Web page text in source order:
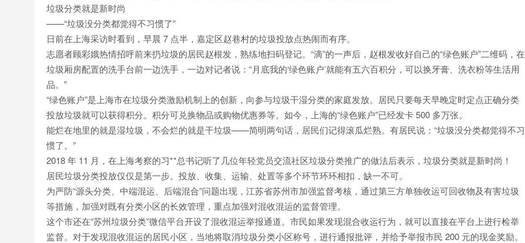
垃圾分类就是新时尚
——“垃圾没分类都觉得不习惯了”
日前在上海采访时看到，早晨 7 点半，嘉定区赵巷村的垃圾投放点热闹而有序。
志愿者顾彩娥热情招呼前来扔垃圾的居民赵根发，熟练地扫码登记。“滴”的一声后，赵根发收好自己的“绿色账户”二维码，在
垃圾厢房配置的洗手台前一边洗手，一边对记者说：“月底我的‘绿色账户’就能有五六百积分，可以换牙膏、洗衣粉等生活用
品。”
“绿色账户”是上海市在垃圾分类激励机制上的创新，向参与垃圾干湿分类的家庭发放。居民只要每天早晚定时定点正确分类
投放垃圾就可以获得积分。积分可兑换物品或购物优惠券等。如今，上海的“绿色账户”已经发卡 500 多万张。
能烂在地里的就是湿垃圾，不会烂的就是干垃圾——简明两句话，居民们记得滚瓜烂熟。有居民说：“垃圾没分类都觉得不习
惯了。”
2018 年 11 月，在上海考察的习**总书记听了几位年轻党员交流社区垃圾分类推广的做法后表示，垃圾分类就是新时尚！
居民垃圾分类投放仅仅是第一步。投放、收集、运输、处置等多个环节环环相扣，缺一不可。
为严防“源头分类、中端混运、后端混合”问题出现，江苏省苏州市加强监督考核，通过第三方单独收运可回收物及有害垃圾
等措施，加强对既有分类小区的长效管理，重点加强对混收混运的监督管理。
这个市还在“苏州垃圾分类”微信平台开设了混收混运举报通道。市民如果发现混合收运行为，就可以直接在平台上进行检举
监督。对于发现混收混运的居民小区，当地将取消垃圾分类小区称号，进行通报批评，并给予举报市民 200 元的现金奖励。